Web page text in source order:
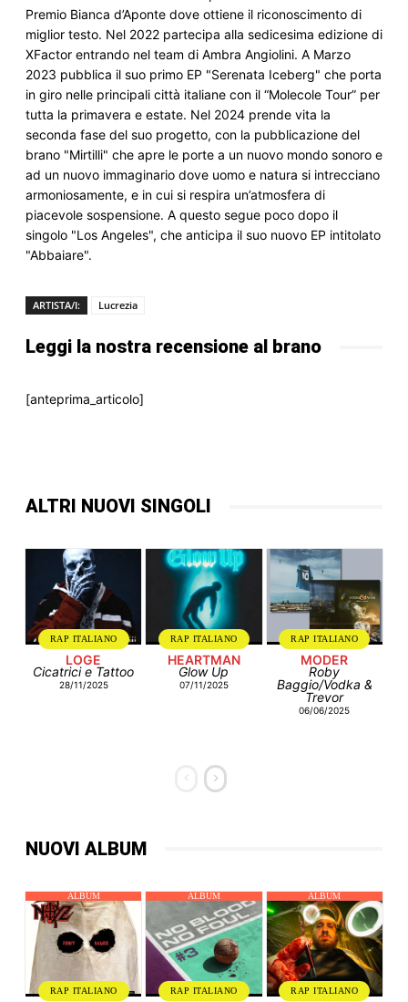
Premio Bianca d’Aponte dove ottiene il riconoscimento di
miglior testo. Nel 2022 partecipa alla sedicesima edizione di
XFactor entrando nel team di Ambra Angiolini. A Marzo
2023 pubblica il suo primo EP "Serenata Iceberg" che porta
in giro nelle principali città italiane con il “Molecole Tour” per
tutta la primavera e estate. Nel 2024 prende vita la
seconda fase del suo progetto, con la pubblicazione del
brano "Mirtilli" che apre le porte a un nuovo mondo sonoro e
ad un nuovo immaginario dove uomo e natura si intrecciano
armoniosamente, e in cui si respira un’atmosfera di
piacevole sospensione. A questo segue poco dopo il
singolo "Los Angeles", che anticipa il suo nuovo EP intitolato
"Abbaiare".
ARTISTA/I: Lucrezia
Leggi la nostra recensione al brano
[anteprima_articolo]
ALTRI NUOVI SINGOLI
RAP ITALIANO
LOGE
Cicatrici e Tattoo
28/11/2025
RAP ITALIANO
HEARTMAN
Glow Up
07/11/2025
RAP ITALIANO
MODER
Roby
Baggio/Vodka &
Trevor
06/06/2025
NUOVI ALBUM
ALBUM
RAP ITALIANO
ALBUM
RAP ITALIANO
ALBUM
RAP ITALIANO